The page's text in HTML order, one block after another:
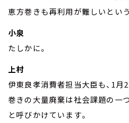
恵方巻きも再利用が難しいとい
小泉
たしかに。
上村
伊東良孝消費者担当大臣も、1月
巻きの大量廃棄は社会課題の一
と呼びかけています。